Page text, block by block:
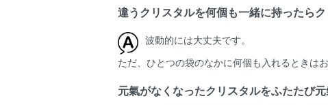
違うクリスタルを何個も一緒に持ったら
波動的には大丈夫です。
ただ、ひとつの袋のなかに何個も入れるときは
元氣がなくなったクリスタルをふたたび